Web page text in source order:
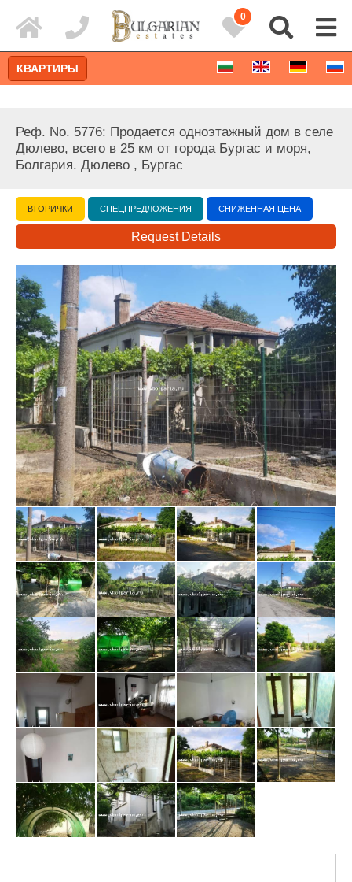
0
Расширенный поиск
КВАРТИРЫ
Реф. No. 5776: Продается одноэтажный дом в селе
Дюлево, всего в 25 км от города Бургас и моря,
Болгария. Дюлево , Бургас
ВТОРИЧКИ СПЕЦПРЕДЛОЖЕНИЯ СНИЖЕННАЯ ЦЕНА
Request Details